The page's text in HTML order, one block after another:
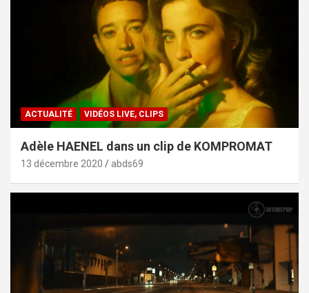
ACTUALITÉ VIDÉOS LIVE, CLIPS
Adèle HAENEL dans un clip de KOMPROMAT
13 décembre 2020 abds69